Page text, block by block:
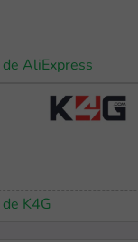
de AliExpress
K4G